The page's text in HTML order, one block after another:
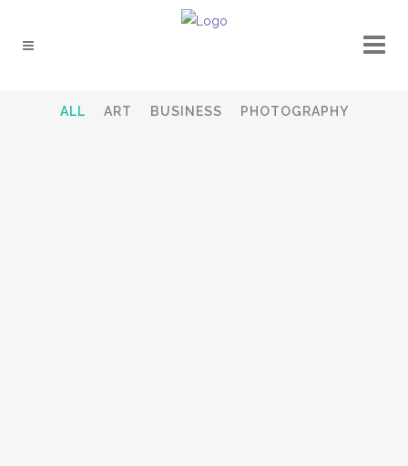
ALL ART BUSINESS PHOTOGRAPHY